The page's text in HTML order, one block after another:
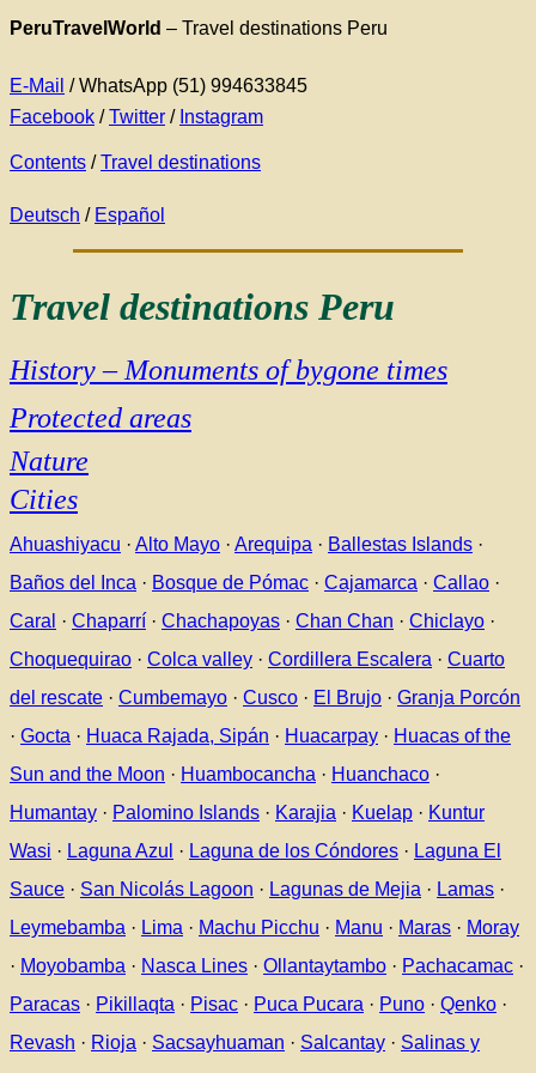
PeruTravelWorld – Travel destinations Peru
E-Mail / WhatsApp (51) 994633845
Facebook /Twitter / Instagram
Contents /Travel destinations
Deutsch / Español
Travel destinations Peru
History – Monuments of bygone times
Protected areas
Nature
Cities
Ahuashiyacu · Alto Mayo · Arequipa · Ballestas Islands ·
Baños del Inca · Bosque de Pómac · Cajamarca · Callao ·
Caral
· Chaparrí · Chachapoyas · Chan Chan · Chiclayo ·
Choquequirao · Colca valley · Cordillera Escalera · Cuarto
del rescate · Cumbemayo · Cusco · El Brujo · Granja Porcón
· Gocta · Huaca Rajada, Sipán · Huacarpay · Huacas of the
Sun and the Moon · Huambocancha · Huanchaco ·
Humantay · Palomino Islands · Karajia · Kuelap · Kuntur
Wasi · Laguna Azul · Laguna de los Cóndores · Laguna El
Sauce · San Nicolás Lagoon · Lagunas de Mejia · Lamas ·
Leymebamba · Lima · Machu Picchu · Manu · Maras · Moray
· Moyobamba · Nasca Lines · Ollantaytambo · Pachacamac ·
Paracas · Pikillaqta · Pisac · Puca Pucara · Puno · Qenko ·
Revash · Rioja · Sacsayhuaman · Salcantay · Salinas y